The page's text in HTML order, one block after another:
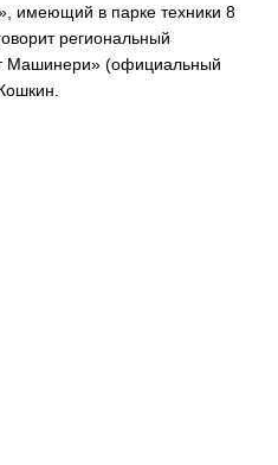
имеющий в парке техники 8
региональный
Машинери» (официальный